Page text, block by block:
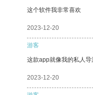
这个软件我非常喜欢
2023-12-20
游客
这款app就像我的私人导
2023-12-20